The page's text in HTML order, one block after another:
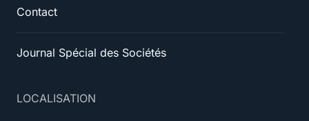
Contact
Journal Spécial des Sociétés
LOCALISATION